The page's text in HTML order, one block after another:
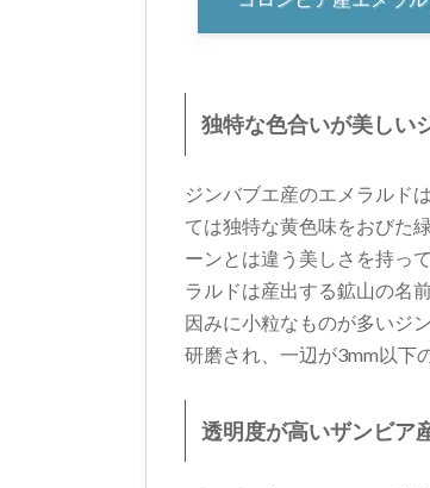
独特な色合いが美しい
ジンバブエ産のエメラルド
ては独特な黄色味をおびた
ーンとは違う美しさを持っ
ラルドは産出する鉱山の名
因みに小粒なものが多いジ
研磨され、一辺が3mm以下
透明度が高いザンビア